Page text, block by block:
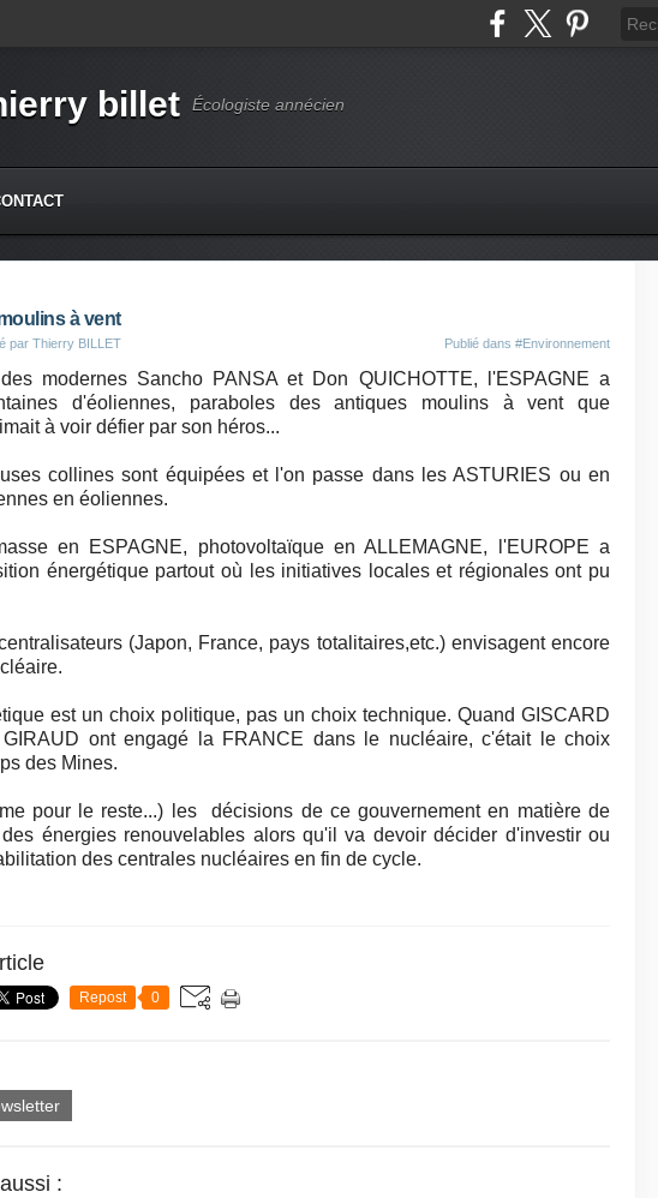
billet Écologiste annécien
à vent
par Thierry BILLET Publié dans #Environnement
modernes Sancho PANSA et Don QUICHOTTE, l'ESPAGNE a
d'éoliennes, paraboles des antiques moulins à vent que
à voir défier par son héros...
collines sont équipées et l'on passe dans les ASTURIES ou en
en éoliennes.
en ESPAGNE, photovoltaïque en ALLEMAGNE, l'EUROPE a
énergétique partout où les initiatives locales et régionales ont pu
(Japon, France, pays totalitaires,etc.) envisagent encore
est un choix politique, pas un choix technique. Quand GISCARD
ont engagé la FRANCE dans le nucléaire, c'était le choix
des Mines.
pour le reste...) les décisions de ce gouvernement en matière de
énergies renouvelables alors qu'il va devoir décider d'investir ou
des centrales nucléaires en fin de cycle.
Repost 0
: